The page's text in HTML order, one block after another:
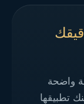
واضحة
تطبيقها